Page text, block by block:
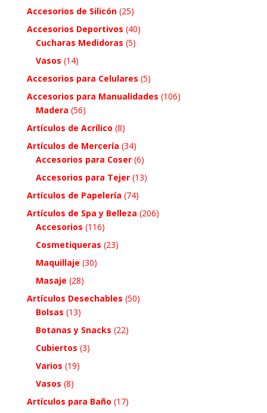
Accesorios de Silicón (25)
Accesorios Deportivos (40)
Cucharas Medidoras (5)
Vasos (14)
Accesorios para Celulares (5)
Accesorios para Manualidades (106)
Madera (56)
Artículos de Acrílico (8)
Artículos de Mercería (34)
Accesorios para Coser (6)
Accesorios para Tejer (13)
Artículos de Papelería (74)
Artículos de Spa y Belleza (206)
Accesorios (116)
Cosmetiqueras (23)
Maquillaje (30)
Masaje (28)
Artículos Desechables (50)
Bolsas (13)
Botanas y Snacks (22)
Cubiertos (3)
Varios (19)
Vasos (8)
Artículos para Baño (17)